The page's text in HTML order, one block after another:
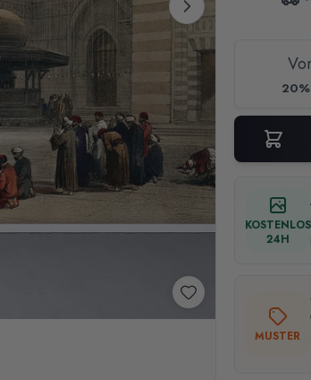
KOSTENLOS
24H
MUSTER